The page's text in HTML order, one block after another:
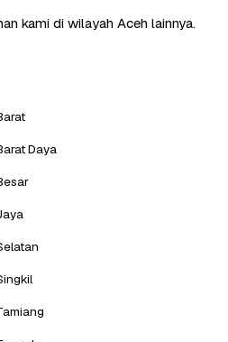
kami di wilayah Aceh lainnya.
Daya